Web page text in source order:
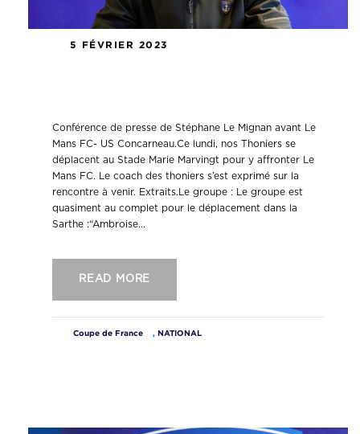
5 FÉVRIER 2023
Conférence de presse de Stéphane Le Mignan avant Le
Mans FC- US Concarneau.Ce lundi, nos Thoniers se
déplacent au Stade Marie Marvingt pour y affronter Le
Mans FC. Le coach des thoniers s’est exprimé sur la
rencontre à venir. Extraits.Le groupe : Le groupe est
quasiment au complet pour le déplacement dans la
Sarthe :“Ambroise...
READ MORE
Coupe de France , NATIONAL